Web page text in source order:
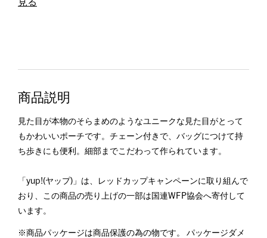
見る
商品説明
見た目が本物のそらまめのようなユニークな見た目がとって
もかわいいポーチです。チェーン付きで、バッグにつけて持
ち歩きにも便利。細部までこだわって作られています。
「yup!(ヤップ)」は、レッドカップキャンペーンに取り組んで
おり、この商品の売り上げの一部は国連WFP協会へ寄付して
います。
※商品パッケージは商品保護の為の物です。 パッケージダメ